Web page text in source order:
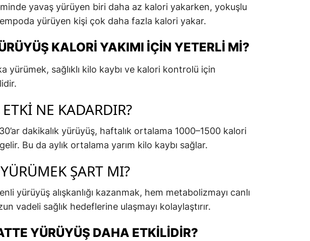
yavaş yürüyen biri daha az kalori yakarken, yokuşlu
yürüyen kişi çok daha fazla kalori yakar.
KALORI YAKIMI İÇIN YETERLI MI?
yürümek, sağlıklı kilo kaybı ve kalori kontrolü için
NE KADARDIR?
dakikalık yürüyüş, haftalık ortalama 1000–1500 kalori
Bu da aylık ortalama yarım kilo kaybı sağlar.
ŞART MI?
yürüyüş alışkanlığı kazanmak, hem metabolizmayı canlı
vadeli sağlık hedeflerine ulaşmayı kolaylaştırır.
YÜRÜYÜŞ DAHA ETKILIDIR?